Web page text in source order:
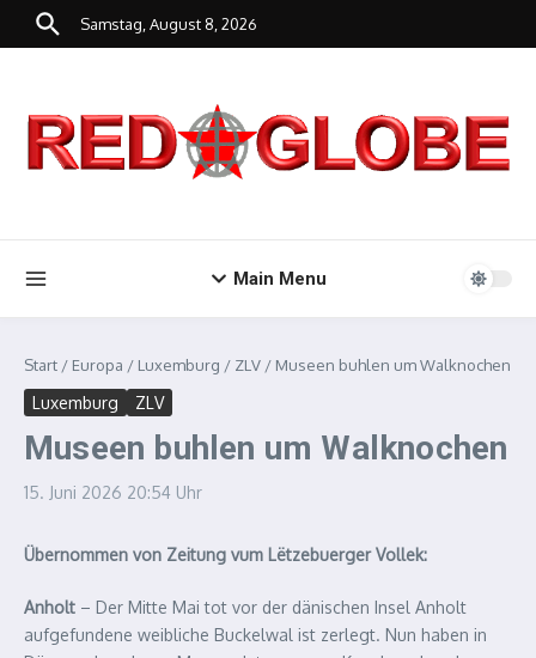
Zum Inhalt springen
Samstag, August 8, 2026
Main Menu
Start / Europa / Luxemburg / ZLV / Museen buhlen um Walknochen
Luxemburg ZLV
Museen buhlen um Walknochen
15. Juni 2026 20:54 Uhr
Übernommen von Zeitung vum Lëtzebuerger Vollek:
Anholt – Der Mitte Mai tot vor der dänischen Insel Anholt
aufgefundene weibliche Buckelwal ist zerlegt. Nun haben in